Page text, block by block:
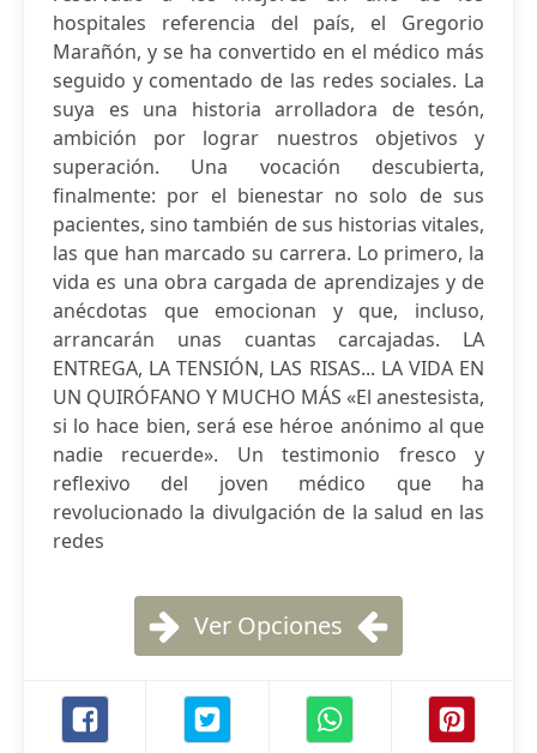
hospitales referencia del país, el Gregorio
Marañón, y se ha convertido en el médico más
seguido y comentado de las redes sociales. La
suya es una historia arrolladora de tesón,
ambición por lograr nuestros objetivos y
superación. Una vocación descubierta,
finalmente: por el bienestar no solo de sus
pacientes, sino también de sus historias vitales,
las que han marcado su carrera. Lo primero, la
vida es una obra cargada de aprendizajes y de
anécdotas que emocionan y que, incluso,
arrancarán unas cuantas carcajadas. LA
ENTREGA, LA TENSIÓN, LAS RISAS... LA VIDA EN
UN QUIRÓFANO Y MUCHO MÁS «El anestesista,
si lo hace bien, será ese héroe anónimo al que
nadie recuerde». Un testimonio fresco y
reflexivo del joven médico que ha
revolucionado la divulgación de la salud en las
redes
Ver Opciones